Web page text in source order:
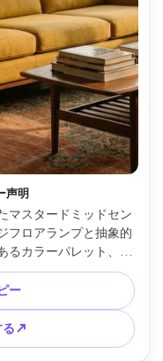
声明
マスタードミッドセン
フロアランプと抽象的
カラーパレット、午
レンズで富士フイ
アリスティックな編集
ーン --ar 4:5
ー
る↗